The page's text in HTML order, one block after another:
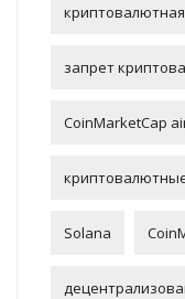
запрет
CoinMarketCap
Solana